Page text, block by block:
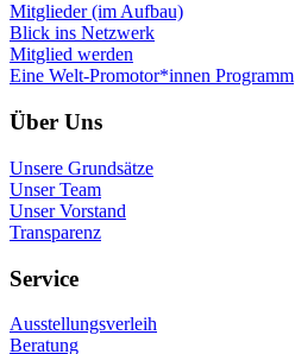
Mitglieder (im Aufbau)
Blick ins Netzwerk
Mitglied werden
Eine Welt-Promotor*innen Programm
Über Uns
Unsere Grundsätze
Unser Team
Unser Vorstand
Transparenz
Service
Ausstellungsverleih
Beratung